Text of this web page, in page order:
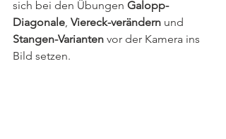
sich bei den Übungen Galopp-
Diagonale, Viereck-verändern und
Stangen-Varianten vor der Kamera ins
Bild setzen.